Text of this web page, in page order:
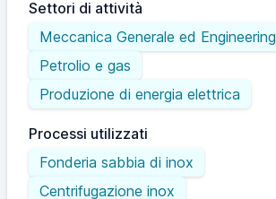
Settori di attività
Meccanica Generale ed Engineering
Petrolio e gas
Produzione di energia elettrica
Processi utilizzati
Fonderia sabbia di inox
Centrifugazione inox